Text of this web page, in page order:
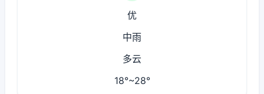
优
中雨
多云
18°~28°